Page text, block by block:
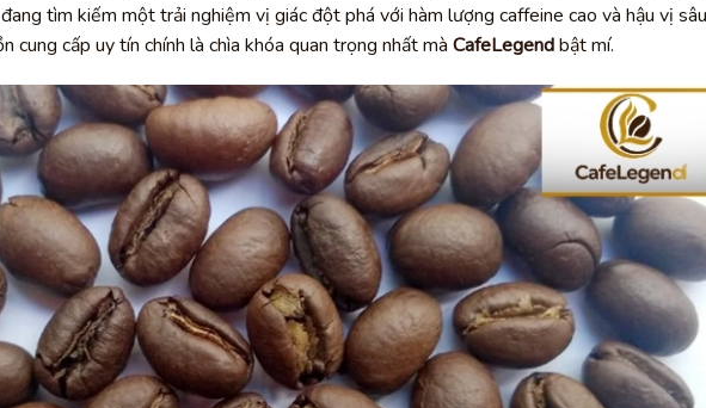
tìm kiếm một trải nghiệm vị giác đột phá với hàm lượng caffeine cao và hậu vị sâu
cung cấp uy tín chính là chìa khóa quan trọng nhất mà CafeLegendbật mí.